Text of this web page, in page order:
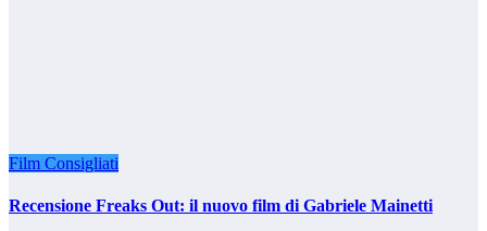
Film Consigliati
Recensione Freaks Out: il nuovo film di Gabriele Mainetti